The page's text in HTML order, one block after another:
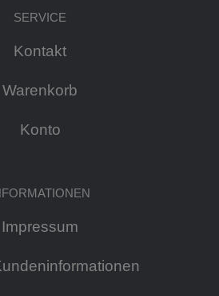
SERVICE
Kontakt
Warenkorb
Konto
Impressum